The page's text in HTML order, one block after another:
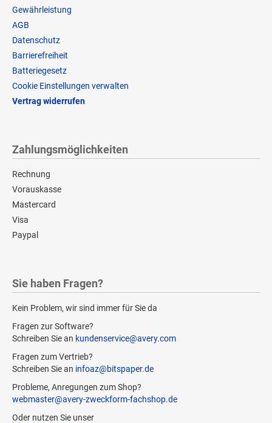
Gewährleistung
AGB
Datenschutz
Barrierefreiheit
Batteriegesetz
Cookie Einstellungen verwalten
Vertrag widerrufen
Zahlungsmöglichkeiten
Rechnung
Vorauskasse
Mastercard
Visa
Paypal
Sie haben Fragen?
Kein Problem, wir sind immer für Sie da
Fragen zur Software?
Schreiben Sie an kundenservice@avery.com
Fragen zum Vertrieb?
Schreiben Sie an infoaz@bitspaper.de
Probleme, Anregungen zum Shop?
webmaster@avery-zweckform-fachshop.de
Oder nutzen Sie unser